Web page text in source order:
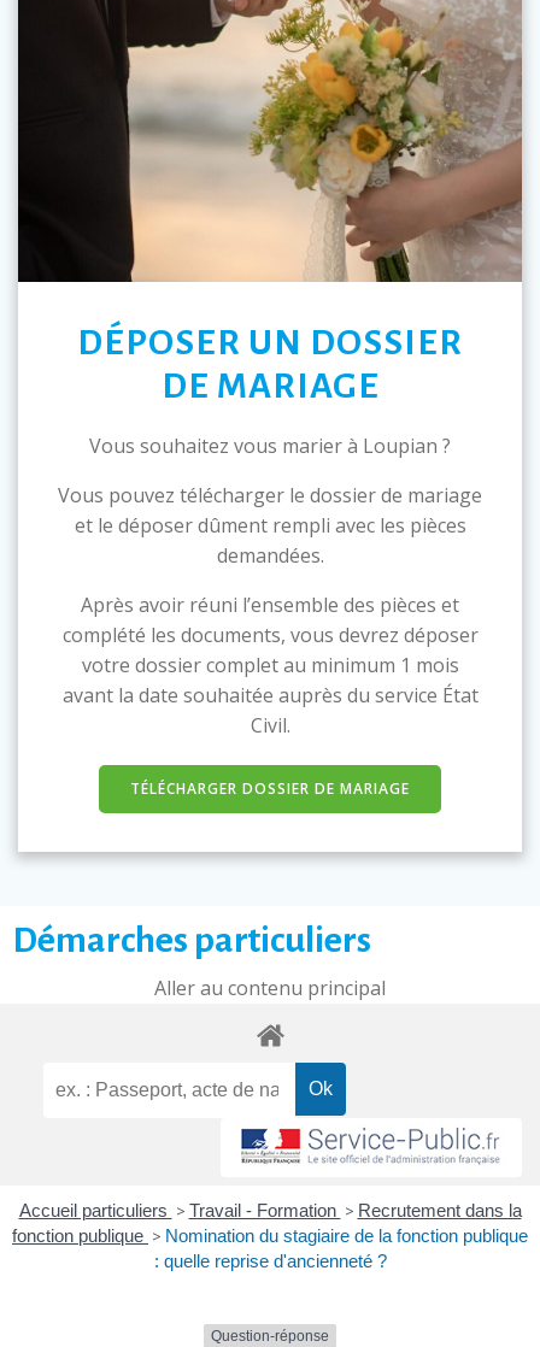
DÉPOSER UN DOSSIER
DE MARIAGE
Vous souhaitez vous marier à Loupian ?
Vous pouvez télécharger le dossier de mariage
et le déposer dûment rempli avec les pièces
demandées.
Après avoir réuni l’ensemble des pièces et
complété les documents, vous devrez déposer
votre dossier complet au minimum 1 mois
avant la date souhaitée auprès du service État
Civil.
TÉLÉCHARGER DOSSIER DE MARIAGE
Démarches particuliers
Aller au contenu principal
Accueil particuliers > Travail - Formation > Recrutement dans la
fonction publique > Nomination du stagiaire de la fonction publique
: quelle reprise d'ancienneté ?
Question-réponse